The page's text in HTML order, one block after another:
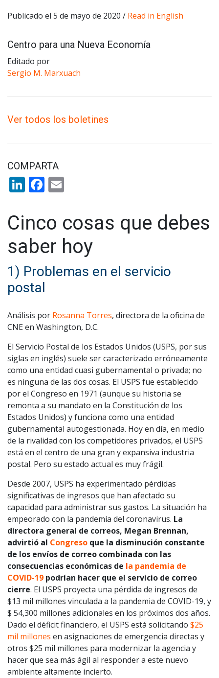
Publicado el 5 de mayo de 2020 / Read in English
Centro para una Nueva Economía
Editado por
Sergio M. Marxuach
Ver todos los boletines
COMPARTA
LinkedIn
Facebook
Cinco cosas que debes
saber hoy
1) Problemas en el servicio
postal
Análisis por Rosanna Torres, directora de la oficina de
CNE en Washington, D.C.
El Servicio Postal de los Estados Unidos (USPS, por sus
siglas en inglés) suele ser caracterizado erróneamente
como una entidad cuasi gubernamental o privada; no
es ninguna de las dos cosas. El USPS fue establecido
por el Congreso en 1971 (aunque su historia se
remonta a su mandato en la Constitución de los
Estados Unidos) y funciona como una entidad
gubernamental autogestionada. Hoy en día, en medio
de la rivalidad con los competidores privados, el USPS
está en el centro de una gran y expansiva industria
postal. Pero su estado actual es muy frágil.
Desde 2007, USPS ha experimentado pérdidas
significativas de ingresos que han afectado su
capacidad para administrar sus gastos. La situación ha
empeorado con la pandemia del coronavirus. La
directora general de correos, Megan Brennan,
advirtió al Congreso que la disminución constante
de los envíos de correo combinada con las
consecuencias económicas de la pandemia de
COVID-19 podrían hacer que el servicio de correo
cierre. El USPS proyecta una pérdida de ingresos de
$13 mil millones vinculada a la pandemia de COVID-19, y
$ 54,300 millones adicionales en los próximos dos años.
Dado el déficit financiero, el USPS está solicitando $25
mil millones en asignaciones de emergencia directas y
otros $25 mil millones para modernizar la agencia y
hacer que sea más ágil al responder a este nuevo
ambiente altamente incierto.